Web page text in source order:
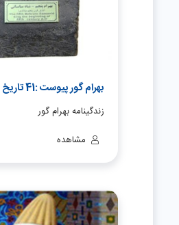
بهرام گور پیوست :41 تاریخ :1401/10/17
زندگینامه بهرام گور
مشاهده